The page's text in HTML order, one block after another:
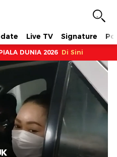
Live TV Signature
DUNIA 2026 Di Sini